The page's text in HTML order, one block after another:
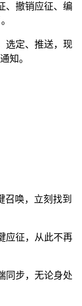
撤销应征、编
定、推送，现
知。
唤，立刻找到
征，从此不再
步，无论身处